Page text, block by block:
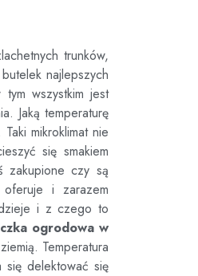
trunków,
najlepszych
wszystkim jest
Jaką temperaturę
mikroklimat nie
się smakiem
zakupione czy są
i zarazem
i z czego to
ogrodowa w
Temperatura
się delektować się